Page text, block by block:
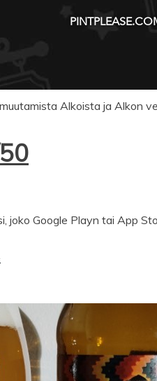
Alkoista ja Alkon
joko Google Playn tai App